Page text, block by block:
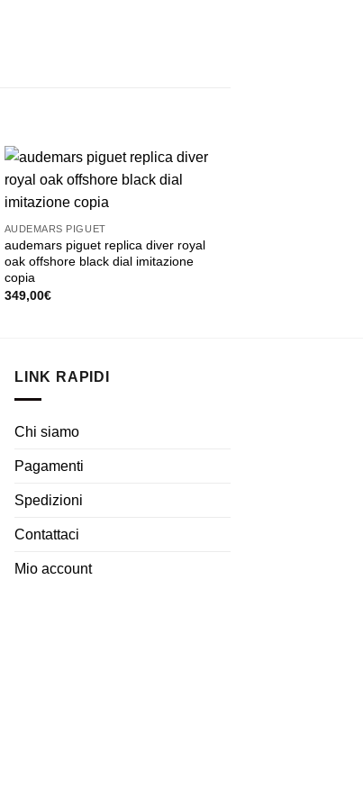
AUDEMARS PIGUET
audemars piguet replica diver royal
oak offshore black dial imitazione
copia
349,00€
LINK RAPIDI
Chi siamo
Pagamenti
Spedizioni
Contattaci
Mio account